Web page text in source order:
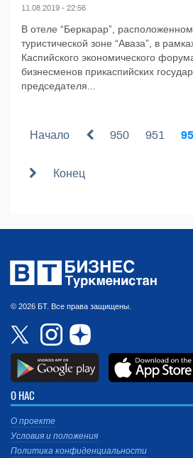
11.08.2019 - 22:56
В отеле “Беркарар”,
туристической зоне “Аваза”, в
Каспийского экономического
бизнесменов прикаспийских
председателя...
Начало 950 951
Конец
© 2026 БТ. Все права защищены.
О НАС
О проекте
Условия и положения
Политика конфиденциальности